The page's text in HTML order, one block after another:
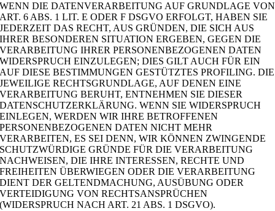
WENN DIE DATENVERARBEITUNG AUF GRUNDLAGE VON
ART. 6 ABS. 1 LIT. E ODER F DSGVO ERFOLGT, HABEN SIE
JEDERZEIT DAS RECHT, AUS GRÜNDEN, DIE SICH AUS
IHRER BESONDEREN SITUATION ERGEBEN, GEGEN DIE
VERARBEITUNG IHRER PERSONENBEZOGENEN DATEN
WIDERSPRUCH EINZULEGEN; DIES GILT AUCH FÜR EIN
AUF DIESE BESTIMMUNGEN GESTÜTZTES PROFILING. DIE
JEWEILIGE RECHTSGRUNDLAGE, AUF DENEN EINE
VERARBEITUNG BERUHT, ENTNEHMEN SIE DIESER
DATENSCHUTZERKLÄRUNG. WENN SIE WIDERSPRUCH
EINLEGEN, WERDEN WIR IHRE BETROFFENEN
PERSONENBEZOGENEN DATEN NICHT MEHR
VERARBEITEN, ES SEI DENN, WIR KÖNNEN ZWINGENDE
SCHUTZWÜRDIGE GRÜNDE FÜR DIE VERARBEITUNG
NACHWEISEN, DIE IHRE INTERESSEN, RECHTE UND
FREIHEITEN ÜBERWIEGEN ODER DIE VERARBEITUNG
DIENT DER GELTENDMACHUNG, AUSÜBUNG ODER
VERTEIDIGUNG VON RECHTSANSPRÜCHEN
(WIDERSPRUCH NACH ART. 21 ABS. 1 DSGVO).